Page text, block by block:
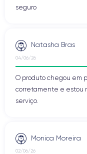
seguro
Natasha Bras
04/06/26
O produto chegou em
corretamente e estou
serviço.
Monica Moreira
02/06/26